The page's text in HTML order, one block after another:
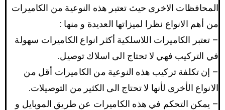
المحافظات الاخرى حيث تعتبر هذه النوعية من الكاميرات
من أهم الانواع نظرا لميزاتها العديدة و منها :
– تعتبر الكاميرات اللاسلكية أكثر انواع الكاميرات سهولة
في التركيب فهي لا تحتاج الى اسلاك توصيل.
– إن تكلفة تركيب هذه النوعية من الكاميرات أقل من
الانواع الأخرى لأنها لا تحتاج الى الكثير من التوصيلات.
– يمكن التحكم في هذه الكاميرات عن طريق الموبايل و